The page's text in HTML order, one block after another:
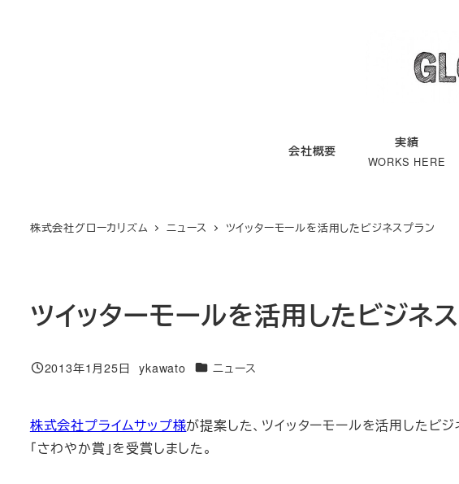
会社概要
実績
WORKS HERE
株式会社グローカリズム ニュース ツイッターモールを活用したビジネスプラン
ツイッターモールを活用したビジネ
投稿日
2013年1月25日
著
ykawato カテゴリー
ニュース
株式会社プライムサップ様が提案した、ツイッターモールを活用したビジ
「さわやか賞」を受賞しました。